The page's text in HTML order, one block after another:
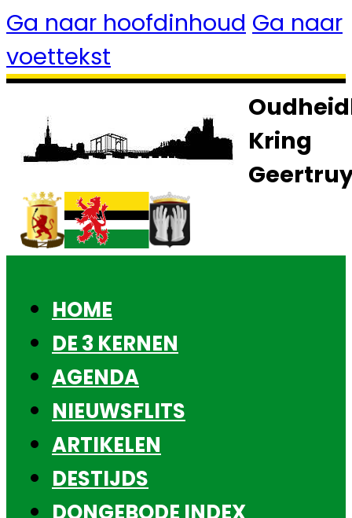
Ga naar hoofdinhoud Ga naar
voettekst
Kring
HOME
DE 3 KERNEN
AGENDA
NIEUWSFLITS
ARTIKELEN
DESTIJDS
DONGEBODE INDEX